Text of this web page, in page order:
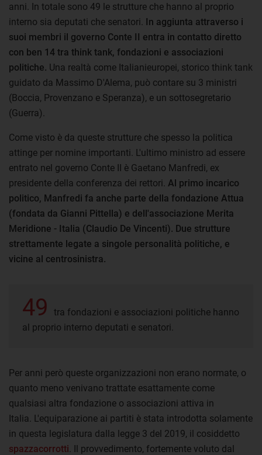
anni. In totale sono 49 le strutture che hanno al proprio
interno sia deputati che senatori. In aggiunta attraverso i
suoi membri il governo Conte II entra in contatto diretto
con ben 14 tra think tank, fondazioni e associazioni
politiche. Una realtà come Italianieuropei, storico think tank
guidato da Massimo D'Alema, può contare su 3 ministri
(Boccia, Provenzano e Speranza), e un sottosegretario
(Guerra).
Come visto è da queste strutture che spesso la politica
attinge per nomine importanti. L'ultimo ministro ad essere
entrato nel governo Conte II è Gaetano Manfredi, ex
presidente della conferenza dei rettori. Al primo incarico
politico, Manfredi fa anche parte della fondazione Attua
(fondata da Gianni Pittella) e dell'associazione Merita
Meridione - Italia (Claudio De Vincenti). Due strutture
strettamente legate a singole personalità politiche, e
vicine al centrosinistra.
49
tra fondazioni e associazioni politiche hanno
al proprio interno deputati e senatori.
Per anni però queste organizzazioni non erano normate, o
quanto meno venivano trattate esattamente come
qualsiasi altra fondazione o associazioni attiva in
Italia. L'equiparazione ai partiti è stata introdotta solamente
in questa legislatura dalla legge 3 del 2019, il cosiddetto
spazzacorrotti . Il provvedimento, fortemente voluto dal